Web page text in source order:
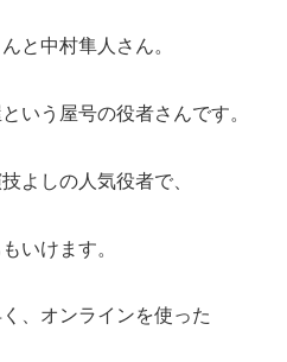
と中村隼人さん。
いう屋号の役者さんです。
よしの人気役者で、
いけます。
、オンラインを使った